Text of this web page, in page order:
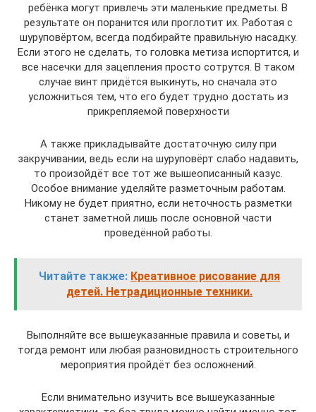
ребёнка могут привлечь эти маленькие предметы. В
результате он поранится или проглотит их. Работая с
шуруповёртом, всегда подбирайте правильную насадку.
Если этого не сделать, то головка метиза испортится, и
все насечки для зацепления просто сотрутся. В таком
случае винт придётся выкинуть, но сначала это
усложниться тем, что его будет трудно достать из
прикрепляемой поверхности
А также прикладывайте достаточную силу при
закручивании, ведь если на шуруповёрт слабо надавить,
то произойдёт все тот же вышеописанный казус.
Особое внимание уделяйте разметочным работам.
Никому не будет приятно, если неточность разметки
станет заметной лишь после основной части
проведённой работы.
Читайте также: Креативное рисование для
детей. Нетрадиционные техники.
Выполняйте все вышеуказанные правила и советы, и
тогда ремонт или любая разновидность строительного
мероприятия пройдёт без осложнений.
Если внимательно изучить все вышеуказанные